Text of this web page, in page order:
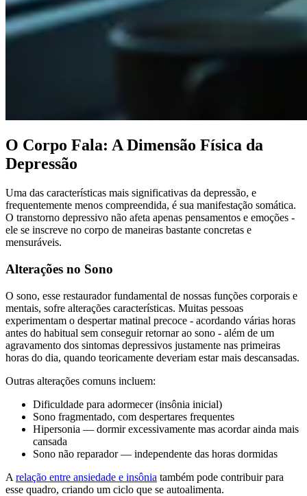
O Corpo Fala: A Dimensão Física da
Depressão
Uma das características mais significativas da depressão, e
frequentemente menos compreendida, é sua manifestação somática.
O transtorno depressivo não afeta apenas pensamentos e emoções -
ele se inscreve no corpo de maneiras bastante concretas e
mensuráveis.
Alterações no Sono
O sono, esse restaurador fundamental de nossas funções corporais e
mentais, sofre alterações características. Muitas pessoas
experimentam o despertar matinal precoce - acordando várias horas
antes do habitual sem conseguir retornar ao sono - além de um
agravamento dos sintomas depressivos justamente nas primeiras
horas do dia, quando teoricamente deveriam estar mais descansadas.
Outras alterações comuns incluem:
Dificuldade para adormecer (insônia inicial)
Sono fragmentado, com despertares frequentes
Hipersonia — dormir excessivamente mas acordar ainda mais
cansada
Sono não reparador — independente das horas dormidas
A relação entre ansiedade e insônia também pode contribuir para
esse quadro, criando um ciclo que se autoalimenta.